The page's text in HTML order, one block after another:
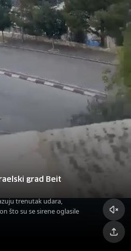
grad Beit
trenutak udara,
što su se sirene oglasile